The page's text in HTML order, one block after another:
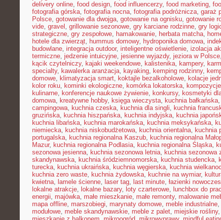
delivery online, food design, food influencerzy, food marketing,
fotografia górska, fotografia nocna, fotografia podróżnicza, garaż
Polsce, gotowanie dla dwojga, gotowanie na ognisku, gotowanie
vide, gravel , grillowanie sezonowe, gry karciane rodzinne, gry
strategiczne, gry zespołowe, hamakowanie, herbata matcha,
hotele dla zwierząt, hummus domowy, hydroponika domowa,
budowlane, integracja outdoor, inteligentne oświetlenie, izolacja
termiczne, jedzenie intuicyjne, jesienne wyjazdy, jeziora w Polsce
kącik czytelniczy, kajaki weekendowe, kalistenika, kampery,
specialty, kawalerka aranżacja, kayaking, kemping rodzinny,
domowe, klimatyzacja smart, koktajle bezalkoholowe, kolacje
kolor roku, kominki ekologiczne, komórka lokatorska,
kulinarne, konferencje naukowe żywienie, konkursy, kosmetyki
domowa, kreatywne hobby, księga wieczysta, kuchnia bałkańska
campingowa, kuchnia czeska, kuchnia dla singli, kuchnia
gruzińska, kuchnia hiszpańska, kuchnia indyjska, kuchnia
kuchnia libańska, kuchnia marokańska, kuchnia meksykańska,
niemiecka, kuchnia niskobudżetowa, kuchnia orientalna, kuchnia
portugalska, kuchnia regionalna Kaszub, kuchnia regionalna
Mazur, kuchnia regionalna Podlasia, kuchnia regionalna Śląska,
sezonowa jesienna, kuchnia sezonowa letnia, kuchnia sezonowa
skandynawska, kuchnia śródziemnomorska, kuchnia studencka,
turecka, kuchnia ukraińska, kuchnia węgierska, kuchnia
kuchnia zero waste, kuchnia żydowska, kuchnie na wymiar,
kwietna, lamele ścienne, laser tag, last minute, łazienki
lokalne atrakcje, lokalne bazary, loty czarterowe, lunchbox do
energii, majówka, małe mieszkanie, małe remonty, malowanie
mapa offline, marszobiegi, marynaty domowe, meble industrialne,
modułowe, meble skandynawskie, meble z palet, miejskie rośliny